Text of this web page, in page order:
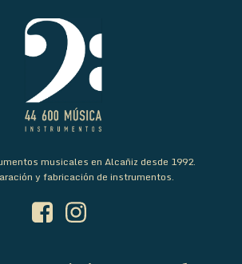
musicales en Alcañiz desde 1992.
y fabricación de instrumentos.